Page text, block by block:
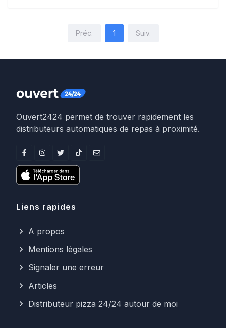
Préc. 1 Suiv.
Ouvert2424 permet de trouver rapidement les
distributeurs automatiques de repas à proximité.
Liens rapides
A propos
Mentions légales
Signaler une erreur
Articles
Distributeur pizza 24/24 autour de moi